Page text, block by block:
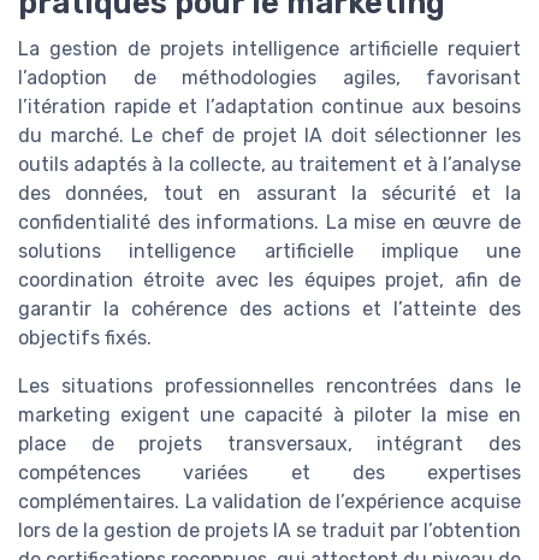
La gestion de projets intelligence artificielle requiert
l’adoption de méthodologies agiles, favorisant
l’itération rapide et l’adaptation continue aux besoins
du marché. Le chef de projet IA doit sélectionner les
outils adaptés à la collecte, au traitement et à l’analyse
des données, tout en assurant la sécurité et la
confidentialité des informations. La mise en œuvre de
solutions intelligence artificielle implique une
coordination étroite avec les équipes projet, afin de
garantir la cohérence des actions et l’atteinte des
objectifs fixés.
Les situations professionnelles rencontrées dans le
marketing exigent une capacité à piloter la mise en
place de projets transversaux, intégrant des
compétences variées et des expertises
complémentaires. La validation de l’expérience acquise
lors de la gestion de projets IA se traduit par l’obtention